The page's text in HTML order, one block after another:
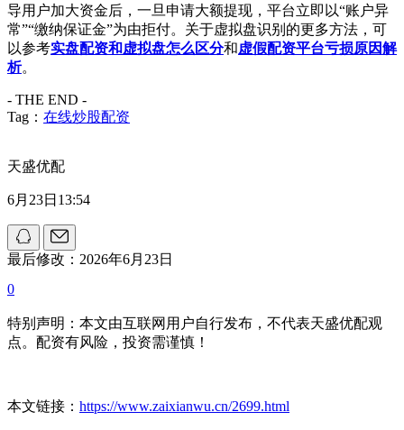
导用户加大资金后，一旦申请大额提现，平台立即以“账户异
常”“缴纳保证金”为由拒付。关于虚拟盘识别的更多方法，可
以参考实盘配资和虚拟盘怎么区分和虚假配资平台亏损原因解
析。
- THE END -
Tag： 在线炒股配资
天盛优配
6月23日13:54
最后修改：2026年6月23日
0
特别声明：本文由互联网用户自行发布，不代表天盛优配观
点。配资有风险，投资需谨慎！
本文链接： https://www.zaixianwu.cn/2699.html